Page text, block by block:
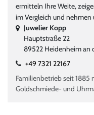
ermitteln Ihre Weite,
im Vergleich und nehmen
Juwelier Kopp
Hauptstraße 22
89522 Heidenheim an
+49 7321 22167
Familienbetrieb seit 1885
Goldschmiede- und